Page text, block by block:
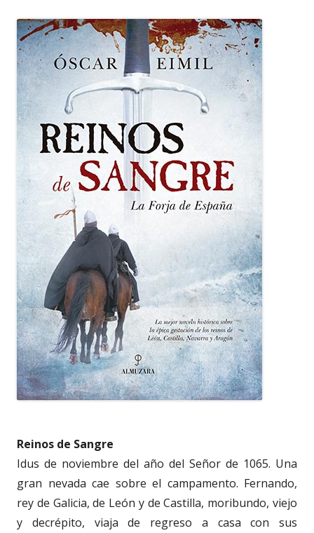
Reinos de Sangre
Idus de noviembre del año del Señor de 1065. Una
gran nevada cae sobre el campamento. Fernando,
rey de Galicia, de León y de Castilla, moribundo, viejo
y decrépito, viaja de regreso a casa con sus